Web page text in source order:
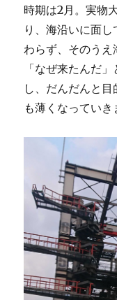
時期は2月。実物
り、海沿いに面
わらず、そのう
「なぜ来たんだ
し、だんだんと
も薄くなっていき